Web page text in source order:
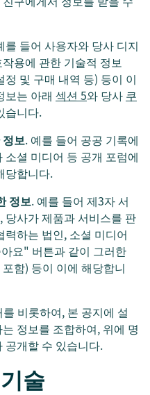
를 들어 사용자와 당사 디지
용에 관한 기술적 정보
및 구매 내역 등) 등이 이
보는 아래 섹션 5와 당사 쿠
습니다.
보. 예를 들어 공공 기록에
셜 미디어 등 공개 포럼에
당합니다.
정보. 예를 들어 제3자 서
당사가 제품과 서비스를 판
하는 법인, 소셜 미디어
요" 버튼과 같이 그러한
함) 등이 이에 해당합니
비롯하여, 본 공지에 설
정보를 조합하여, 위에 명
공개할 수 있습니다.
술